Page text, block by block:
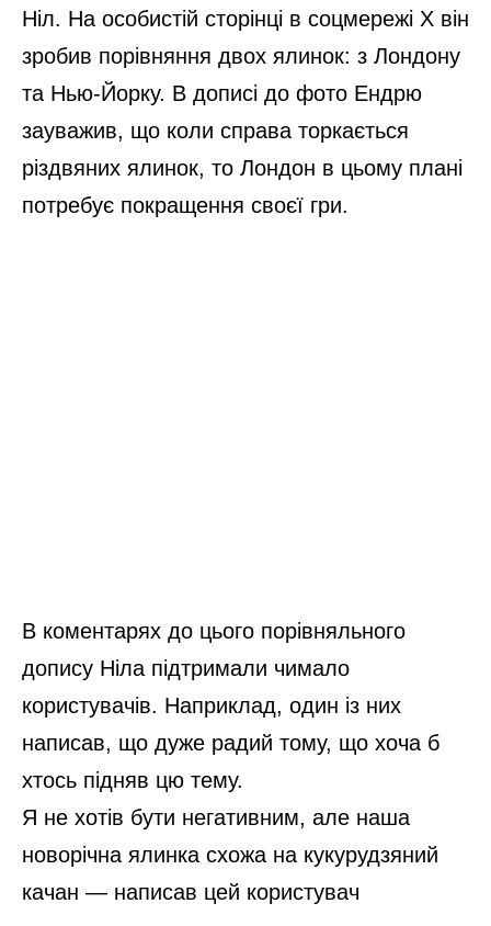
Ніл. На особистій сторінці в соцмережі Х він
зробив порівняння двох ялинок: з Лондону
та Нью-Йорку. В дописі до фото Ендрю
зауважив, що коли справа торкається
різдвяних ялинок, то Лондон в цьому плані
потребує покращення своєї гри.
В коментарях до цього порівняльного
допису Ніла підтримали чимало
користувачів. Наприклад, один із них
написав, що дуже радий тому, що хоча б
хтось підняв цю тему.
Я не хотів бути негативним, але наша
новорічна ялинка схожа на кукурудзяний
качан — написав цей користувач